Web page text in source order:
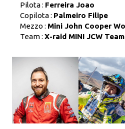
Pilota : Ferreira Joao
Copilota : Palmeiro Filipe
Mezzo : Mini John Cooper
Team : X-raid MINI JCW Team